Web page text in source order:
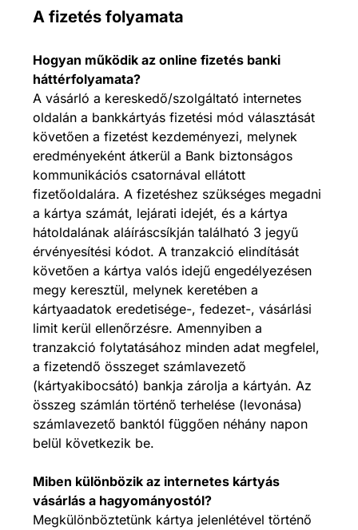
A fizetés folyamata
Hogyan működik az online fizetés banki
háttérfolyamata?
A vásárló a kereskedő/szolgáltató internetes
oldalán a bankkártyás fizetési mód választását
követően a fizetést kezdeményezi, melynek
eredményeként átkerül a Bank biztonságos
kommunikációs csatornával ellátott
fizetőoldalára. A fizetéshez szükséges megadni
a kártya számát, lejárati idejét, és a kártya
hátoldalának aláíráscsíkján található 3 jegyű
érvényesítési kódot. A tranzakció elindítását
követően a kártya valós idejű engedélyezésen
megy keresztül, melynek keretében a
kártyaadatok eredetisége-, fedezet-, vásárlási
limit kerül ellenőrzésre. Amennyiben a
tranzakció folytatásához minden adat megfelel,
a fizetendő összeget számlavezető
(kártyakibocsátó) bankja zárolja a kártyán. Az
összeg számlán történő terhelése (levonása)
számlavezető banktól függően néhány napon
belül következik be.
Miben különbözik az internetes kártyás
vásárlás a hagyományostól?
Megkülönböztetünk kártya jelenlétével történő